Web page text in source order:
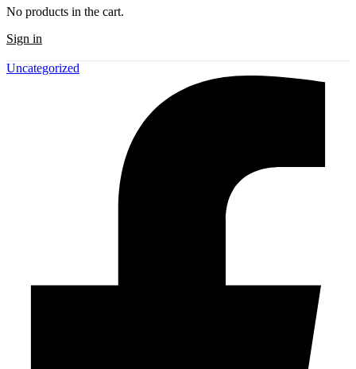
No products in the cart.
Sign in
Uncategorized